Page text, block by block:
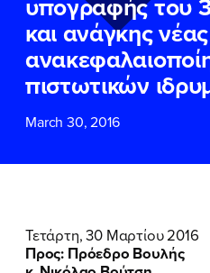
και ανάγκης νέας
πιστωτικών
March 30, 2016
Τετάρτη, 30 Μαρτίου 2016
Προς: Πρόεδρο Βουλής
ΕΠΙΘΕΤΟ*
ΤΗΛΕΦΩΝΟ*
EMAIL
Δεδομένων
Χρήσηςτου
Πολιτικού
ΕΠΙΘΕΤΟ*
ΤΗΛΕΦΩΝΟ
EMAIL
Δεδομένων
Χρήσηςτου
Πολιτικού